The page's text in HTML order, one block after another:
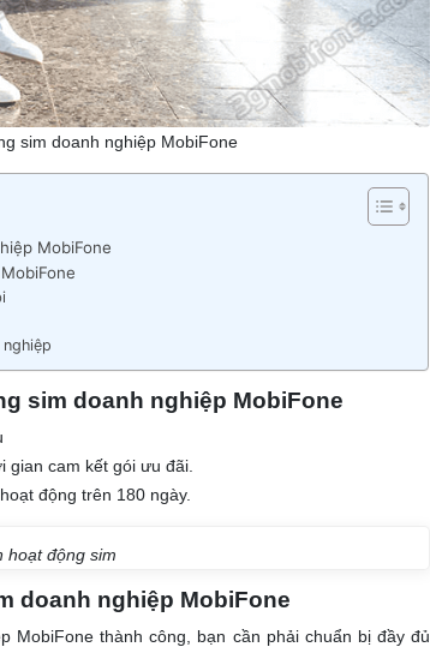
sim doanh nghiệp MobiFone
MobiFone
sim doanh nghiệp MobiFone
cam kết gói ưu đãi.
động trên 180 ngày.
hoạt động sim
doanh nghiệp MobiFone
MobiFone thành công, bạn cần phải chuẩn bị đầy đủ